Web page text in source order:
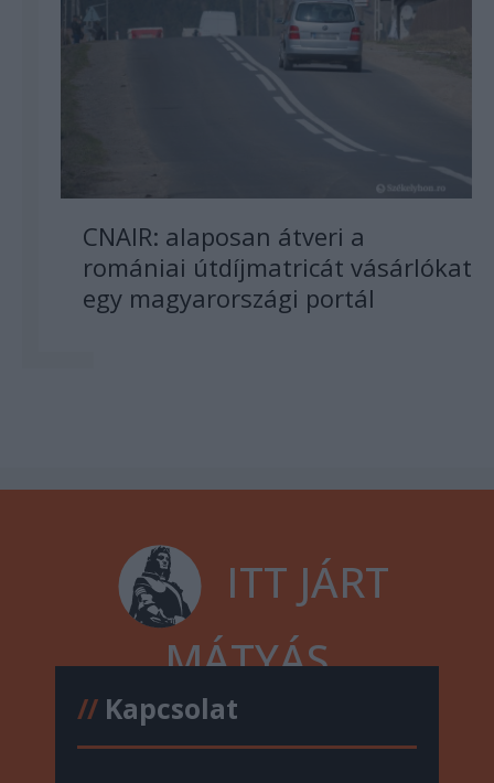
CNAIR: alaposan átveri a
romániai útdíjmatricát vásárlókat
egy magyarországi portál
ITT JÁRT
MÁTYÁS
//Kapcsolat